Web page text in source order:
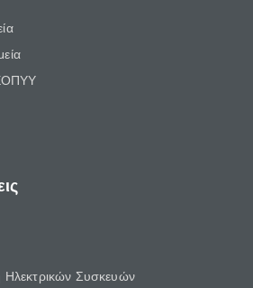
Ηλεκτρικών Συσκευών